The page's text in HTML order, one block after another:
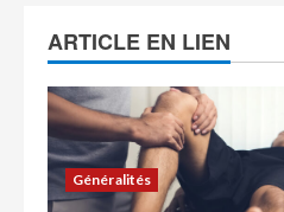
ARTICLE EN LIEN
Généralités